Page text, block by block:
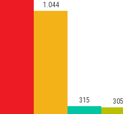
1.044
315
305